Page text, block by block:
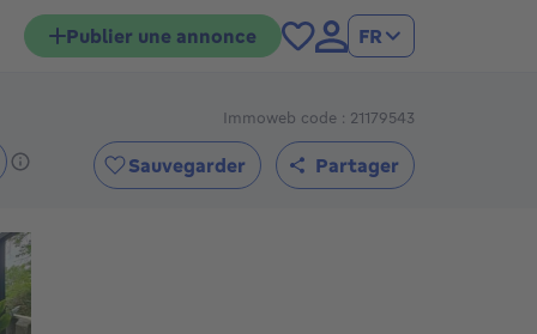
Publier une annonce FR
Immoweb code : 21179543
Sauvegarder Partager